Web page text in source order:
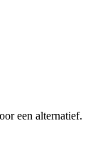
een alternatief.